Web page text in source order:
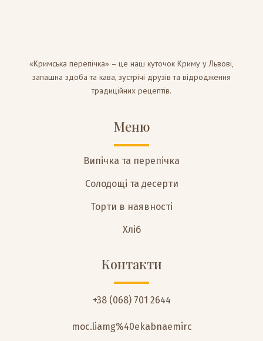
«Кримська перепічка» – це наш куточок Криму у Львові,
запашна здоба та кава, зустрічі друзів та відродження
традиційних рецептів.
Меню
Випічка та перепічка
Солодощі та десерти
Торти в наявності
Хліб
Контакти
+38 (068) 701 2644
moc.liamg%40ekabnaemirc